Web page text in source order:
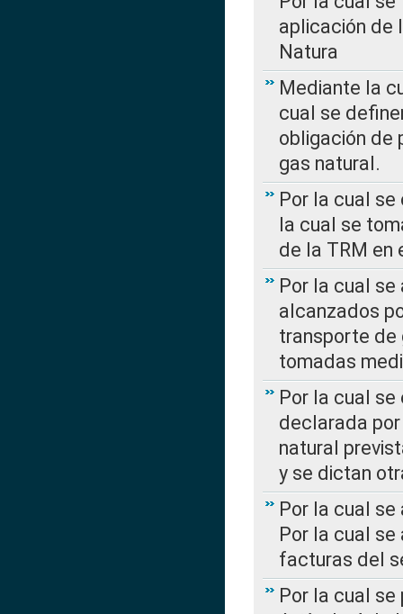
aplicación de
Natura
Mediante la
cual se
obligación de
gas natural.
Por la cual se
la cual se
de la TRM en
Por la cual
alcanzados
transporte de
tomadas
Por la cual
declarada
natural
y se dictan
Por la cual se
Por la cual
facturas del
Por la cual